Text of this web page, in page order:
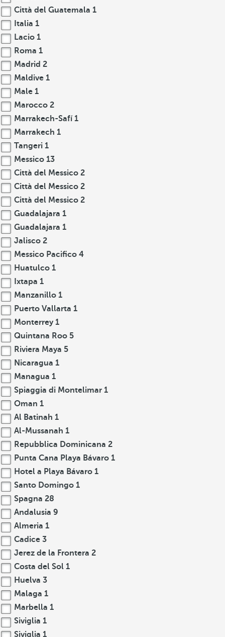
Città del Guatemala 1
Italia 1
Lacio 1
Roma 1
Madrid 2
Maldive 1
Male 1
Marocco 2
Marrakech-Safí1
Marrakech 1
Tangeri 1
Messico 13
Città del Messico 2
Città del Messico 2
Città del Messico 2
Guadalajara 1
Guadalajara 1
Jalisco 2
Messico Pacifico 4
Huatulco 1
Ixtapa 1
Manzanillo 1
Puerto Vallarta 1
Monterrey 1
Quintana Roo 5
Riviera Maya 5
Nicaragua 1
Managua 1
Spiaggia di Montelimar 1
Oman 1
Al Batinah 1
Al-Mussanah 1
Repubblica Dominicana 2
Punta Cana Playa Bávaro 1
Hotel a Playa Bávaro 1
Santo Domingo 1
Spagna 28
Andalusia 9
Almeria 1
Cadice 3
Jerez de la Frontera 2
Costa del Sol 1
Huelva 3
Malaga 1
Marbella 1
Siviglia 1
Siviglia 1